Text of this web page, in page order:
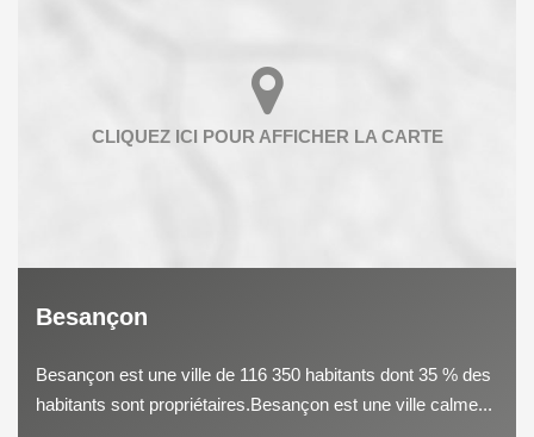
Besançon
Besançon est une ville de 116 350 habitants dont 35 % des
habitants sont propriétaires.Besançon est une ville calme...